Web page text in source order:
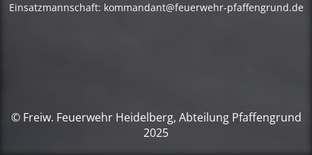
Einsatzmannschaft: kommandant@feuerwehr-pfaffengrund.de
© Freiw. Feuerwehr Heidelberg, Abteilung Pfaffengrund
2025